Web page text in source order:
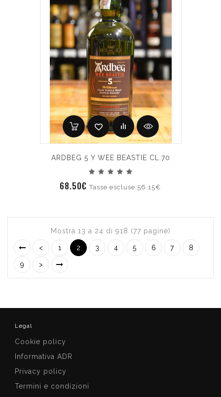
ARDBEG 5 Y WEE BEASTIE CL.70
68.50€Tasse escluse:56.15€
Mostra 13 a 24 di 918 (77 pagine)
< 1 2 3 4 5 6 7 8
9 >
Legal
Cookie policy
Informativa ADR
Privacy policy
Termini e condizioni